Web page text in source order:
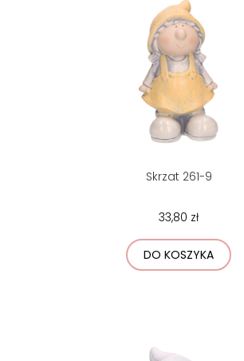
Skrzat 261-9
33,80 zł
DO KOSZYKA